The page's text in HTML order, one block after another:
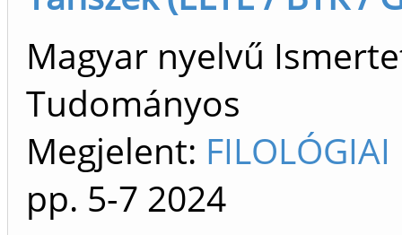
Magyar nyelvű
Tudományos
Megjelent:
pp. 5-7 2024